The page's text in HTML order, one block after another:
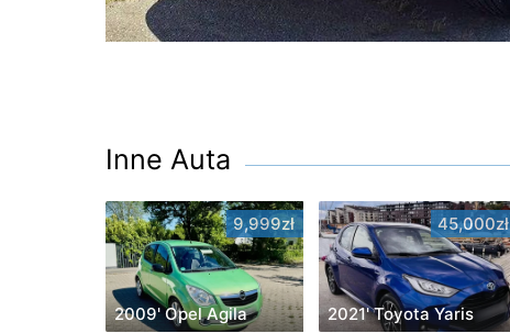
Inne Auta
9,999zł
2009' Opel Agila
45,000zł
2021' Toyota Yaris